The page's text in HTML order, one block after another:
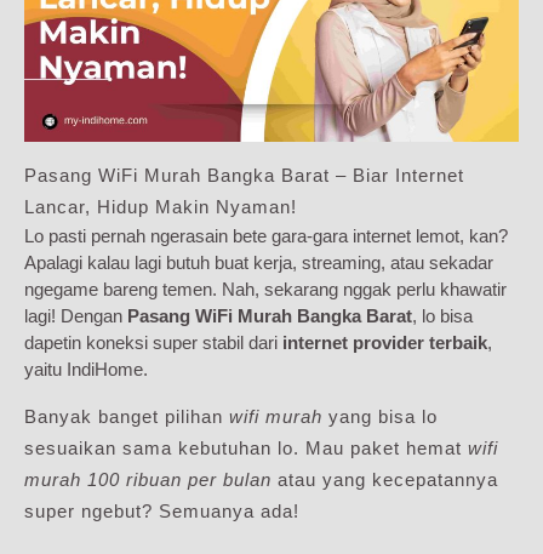
Pasang WiFi Murah Bangka Barat – Biar Internet
Lancar, Hidup Makin Nyaman!
Lo pasti pernah ngerasain bete gara-gara internet lemot, kan?
Apalagi kalau lagi butuh buat kerja, streaming, atau sekadar
ngegame bareng temen. Nah, sekarang nggak perlu khawatir
lagi! Dengan Pasang WiFi Murah Bangka Barat, lo bisa
dapetin koneksi super stabil dari internet provider terbaik,
yaitu IndiHome.
Banyak banget pilihan wifi murah yang bisa lo
sesuaikan sama kebutuhan lo. Mau paket hemat wifi
murah 100 ribuan per bulan atau yang kecepatannya
super ngebut? Semuanya ada!